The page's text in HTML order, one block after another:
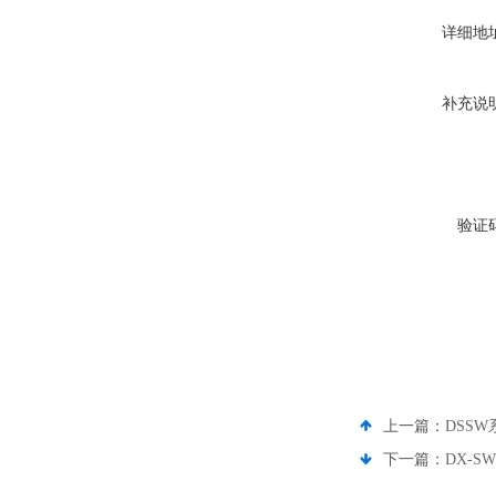
详细地
补充说
验证
上一篇： DSSW
下一篇： DX-